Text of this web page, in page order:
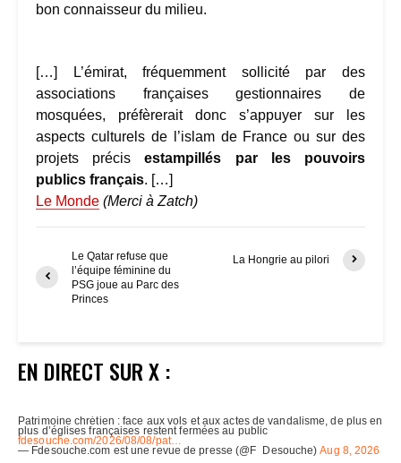
bon connaisseur du milieu.
[…] L’émirat, fréquemment sollicité par des
associations françaises gestionnaires de
mosquées, préfèrerait donc s’appuyer sur les
aspects culturels de l’islam de France ou sur des
projets précisestampillés par les pouvoirs
publics français. […]
Le Monde (Merci à Zatch)
Le Qatar refuse que
l’équipe féminine du
PSG joue au Parc des
Princes
La Hongrie au pilori
EN DIRECT SUR X :